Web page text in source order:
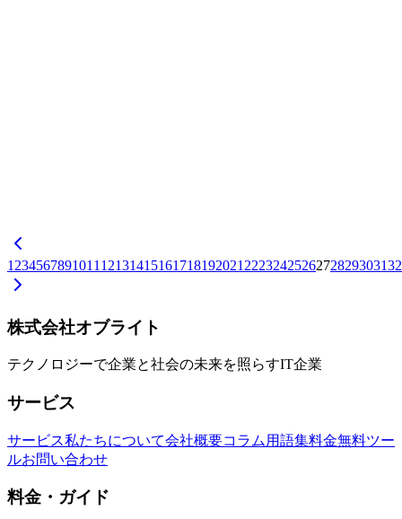
DALI
照明制御 IoT+ 2
1 234567891011 12131415161718192021 2223242526272829303132
株式会社オブライト
テクノロジーで企業と社会の未来を照らすIT企業
サービス
サービス私たちについて会社概要コラム 用語集料金無料ツー
ルお問い合わせ
料金・ガイド